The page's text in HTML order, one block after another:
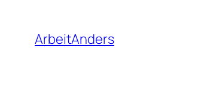
Inhalt
springen
ArbeitAnders